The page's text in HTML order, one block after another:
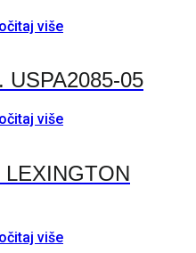
više
USPA2085-05
više
LEXINGTON
više